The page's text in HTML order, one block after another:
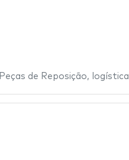
Peças de Reposição, logística